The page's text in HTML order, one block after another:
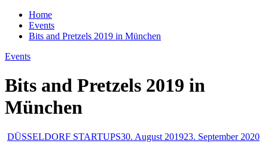
Home
Events
Bits and Pretzels 2019 in München
Events
Bits and Pretzels 2019 in
München
DÜSSELDORF STARTUPS30. August 201923. September 2020